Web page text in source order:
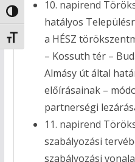
Nagy kontraszt váltása
Betűméret váltása
10. napirend
hatályos
a HÉSZ
– Kossuth tér –
Almásy út által
előírásainak –
partnerségi
11. napirend
szabályozási
szabályozási